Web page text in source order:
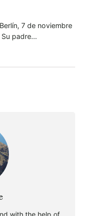
7 de noviembre
Su padre…